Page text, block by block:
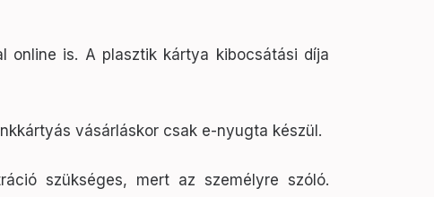
online is. A plasztik kártya kibocsátási díja
vásárláskor csak e-nyugta készül.
szükséges, mert az személyre szóló.